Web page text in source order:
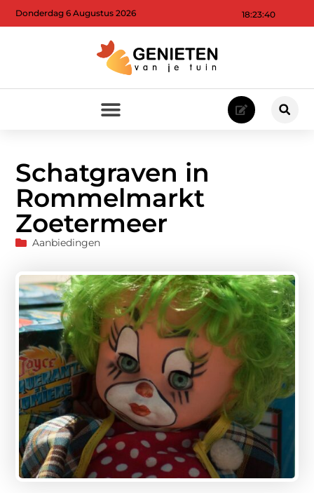
18:23:42
Donderdag 6 Augustus 2026
Schatgraven in
Rommelmarkt
Zoetermeer
Aanbiedingen